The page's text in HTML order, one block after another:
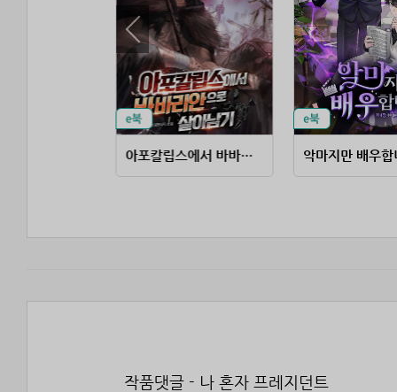
아포칼립스에서 바바리안으로 살아남기 악마지만 배우합
작품댓글 - 나 혼자 프레지던트